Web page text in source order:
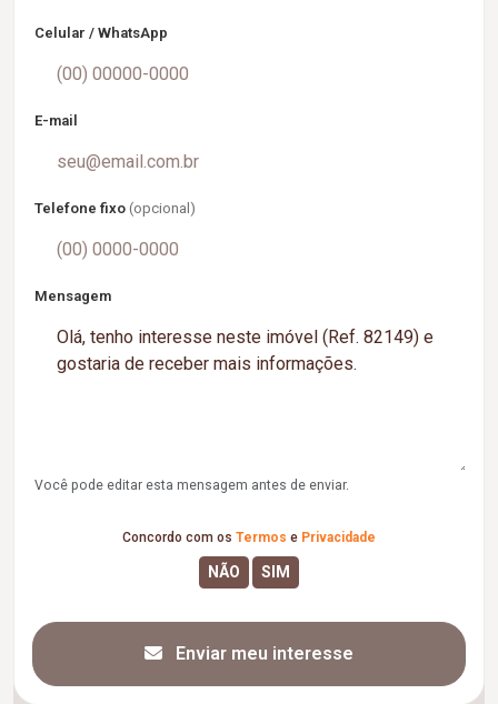
Celular / WhatsApp
E-mail
Telefone fixo (opcional)
Mensagem
Você pode editar esta mensagem antes de enviar.
Concordo com os Termos e Privacidade
Enviar meu interesse